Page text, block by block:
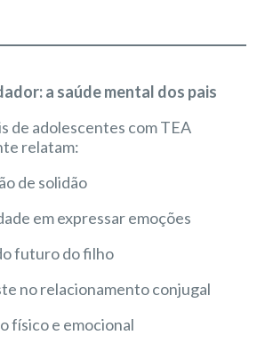
a saúde mental dos pais
de adolescentes com TEA
relatam:
de solidão
em expressar emoções
futuro do filho
no relacionamento conjugal
físico e emocional